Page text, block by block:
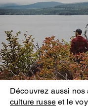
Découvrez aussi nos
culture russe et le